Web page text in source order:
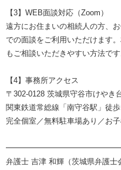
【3】WEB面談対応（Zoom）
遠方にお住まいの相続人の方、
での面談をご利用いただけます
もご相談いただきやすい方法です
【4】事務所アクセス
〒302-0128 茨城県守谷市けやき
関東鉄道常総線「南守谷駅」徒
完全個室／無料駐車場あり／お
弁護士 吉津 和輝（茨城県弁護士